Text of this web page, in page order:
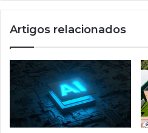
Artigos relacionados